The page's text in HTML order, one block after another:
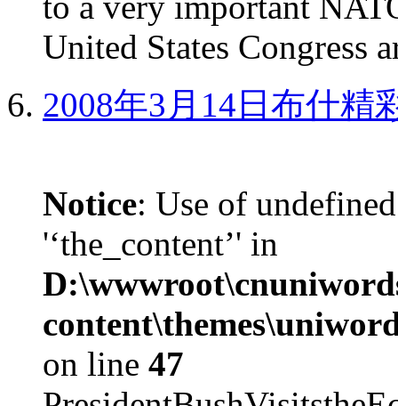
United States Congress
2008年3月14日布什精
Notice: Use of
'‘the_content’' in
on line 47